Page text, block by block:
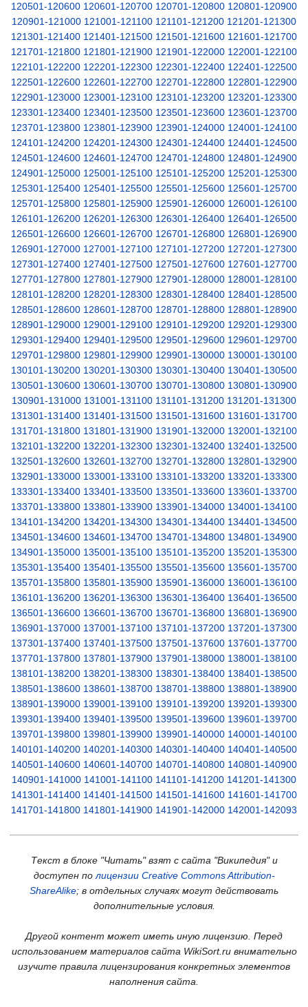
120501-120600 120601-120700 120701-120800 120801-120900
120901-121000 121001-121100 121101-121200 121201-121300
121301-121400 121401-121500 121501-121600 121601-121700
121701-121800 121801-121900 121901-122000 122001-122100
122101-122200 122201-122300 122301-122400 122401-122500
122501-122600 122601-122700 122701-122800 122801-122900
122901-123000 123001-123100 123101-123200 123201-123300
123301-123400 123401-123500 123501-123600 123601-123700
123701-123800 123801-123900 123901-124000 124001-124100
124101-124200 124201-124300 124301-124400 124401-124500
124501-124600 124601-124700 124701-124800 124801-124900
124901-125000 125001-125100 125101-125200 125201-125300
125301-125400 125401-125500 125501-125600 125601-125700
125701-125800 125801-125900 125901-126000 126001-126100
126101-126200 126201-126300 126301-126400 126401-126500
126501-126600 126601-126700 126701-126800 126801-126900
126901-127000 127001-127100 127101-127200 127201-127300
127301-127400 127401-127500 127501-127600 127601-127700
127701-127800 127801-127900 127901-128000 128001-128100
128101-128200 128201-128300 128301-128400 128401-128500
128501-128600 128601-128700 128701-128800 128801-128900
128901-129000 129001-129100 129101-129200 129201-129300
129301-129400 129401-129500 129501-129600 129601-129700
129701-129800 129801-129900 129901-130000 130001-130100
130101-130200 130201-130300 130301-130400 130401-130500
130501-130600 130601-130700 130701-130800 130801-130900
130901-131000 131001-131100 131101-131200 131201-131300
131301-131400 131401-131500 131501-131600 131601-131700
131701-131800 131801-131900 131901-132000 132001-132100
132101-132200 132201-132300 132301-132400 132401-132500
132501-132600 132601-132700 132701-132800 132801-132900
132901-133000 133001-133100 133101-133200 133201-133300
133301-133400 133401-133500 133501-133600 133601-133700
133701-133800 133801-133900 133901-134000 134001-134100
134101-134200 134201-134300 134301-134400 134401-134500
134501-134600 134601-134700 134701-134800 134801-134900
134901-135000 135001-135100 135101-135200 135201-135300
135301-135400 135401-135500 135501-135600 135601-135700
135701-135800 135801-135900 135901-136000 136001-136100
136101-136200 136201-136300 136301-136400 136401-136500
136501-136600 136601-136700 136701-136800 136801-136900
136901-137000 137001-137100 137101-137200 137201-137300
137301-137400 137401-137500 137501-137600 137601-137700
137701-137800 137801-137900 137901-138000 138001-138100
138101-138200 138201-138300 138301-138400 138401-138500
138501-138600 138601-138700 138701-138800 138801-138900
138901-139000 139001-139100 139101-139200 139201-139300
139301-139400 139401-139500 139501-139600 139601-139700
139701-139800 139801-139900 139901-140000 140001-140100
140101-140200 140201-140300 140301-140400 140401-140500
140501-140600 140601-140700 140701-140800 140801-140900
140901-141000 141001-141100 141101-141200 141201-141300
141301-141400 141401-141500 141501-141600 141601-141700
141701-141800 141801-141900 141901-142000 142001-142093
Текст в блоке "Читать" взят с сайта "Википедия" и
доступен по лицензии Creative Commons Attribution-
ShareAlike; в отдельных случаях могут действовать
дополнительные условия.
Другой контент может иметь иную лицензию. Перед
использованием материалов сайта WikiSort.ru внимательно
изучите правила лицензирования конкретных элементов
наполнения сайта.